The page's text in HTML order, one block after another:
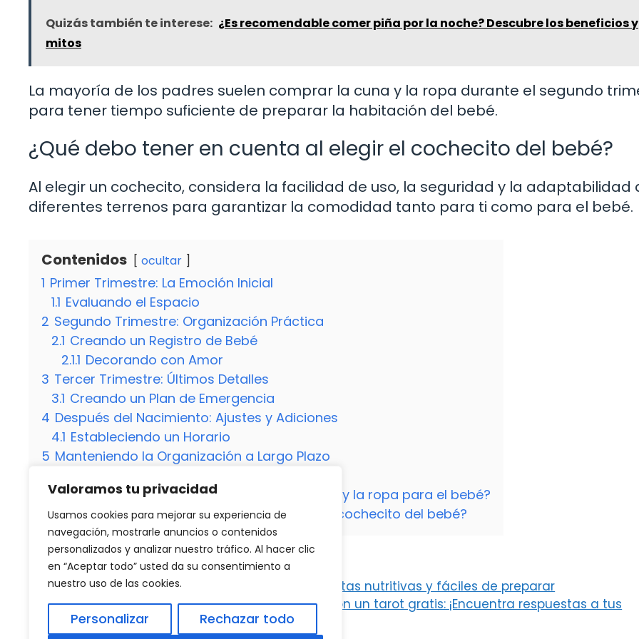
Valoramos tu privacidad
Usamos cookies para mejorar su experiencia de
navegación, mostrarle anuncios o contenidos
personalizados y analizar nuestro tráfico. Al hacer clic
en “Aceptar todo” usted da su consentimiento a
nuestro uso de las cookies.
Personalizar Rechazar todo
Quizás también te interese: ¿Es recomendable comer piña por la noche? Descubre los beneficios y
mitos
La mayoría de los padres suelen comprar la cuna y la ropa durante el segundo
para tener tiempo suficiente de preparar la habitación del bebé.
¿Qué debo tener en cuenta al elegir el cochecito del bebé?
Al elegir un cochecito, considera la facilidad de uso, la seguridad y la adaptabilidad
diferentes terrenos para garantizar la comodidad tanto para ti como para el bebé.
Contenidos ocultar
1 Primer Trimestre: La Emoción Inicial
1.1 Evaluando el Espacio
2 Segundo Trimestre: Organización Práctica
2.1 Creando un Registro de Bebé
2.1.1 Decorando con Amor
3 Tercer Trimestre: Últimos Detalles
3.1 Creando un Plan de Emergencia
4 Después del Nacimiento: Ajustes y Adiciones
4.1 Estableciendo un Horario
5 Manteniendo la Organización a Largo Plazo
5.2 ¿En qué momento debo comprar la cuna y la ropa para el bebé?
5.2.1 ¿Qué debo tener en cuenta al elegir el cochecito del bebé?
Categorías
Destacados
Almuerzo saludable para bebé de 1 año: 10 recetas nutritivas y fáciles de preparar
Descubre cuándo te quedarás embarazada con un tarot gratis: ¡Encuentra respuestas a tus
inquietudes!